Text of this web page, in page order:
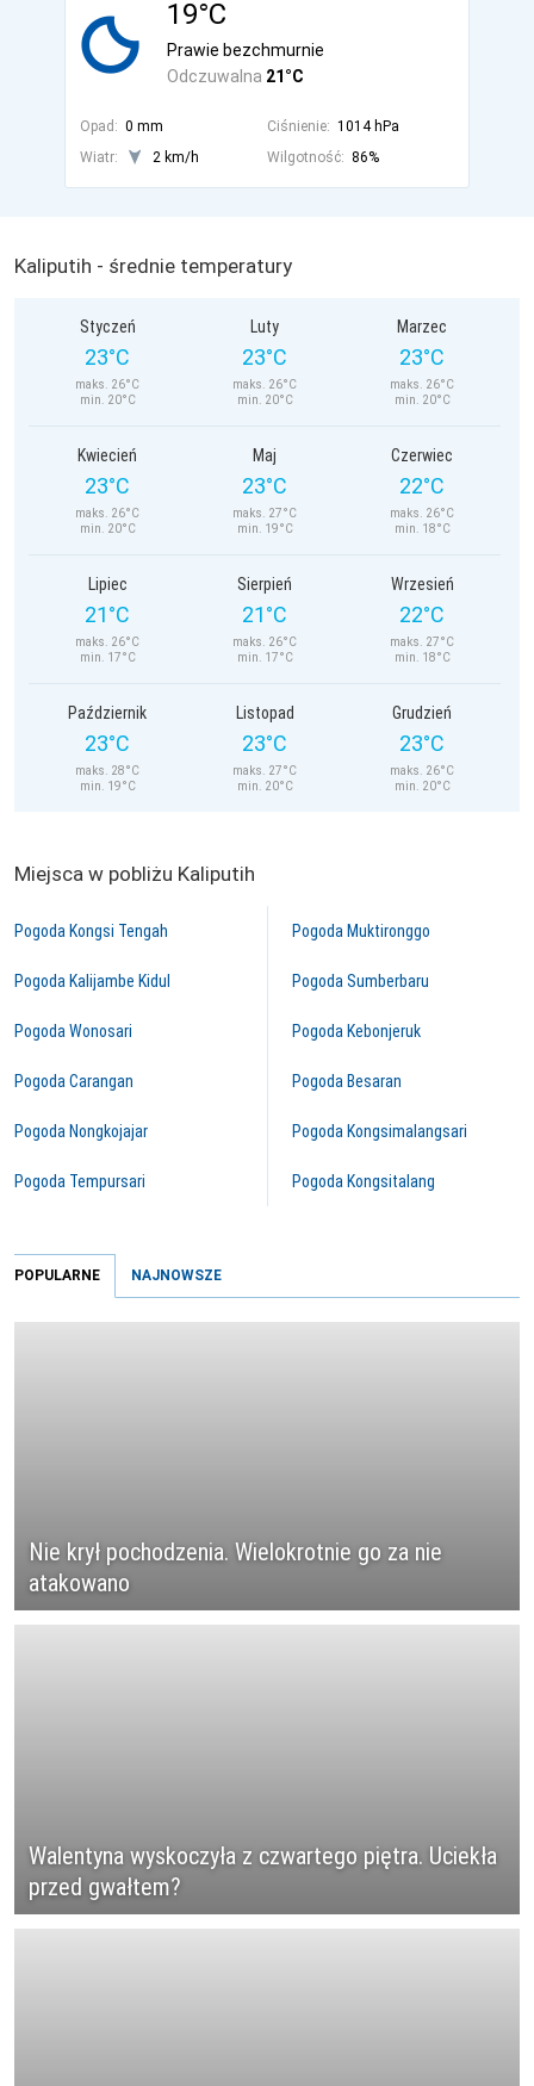
19°C
Odczuwalna 21°C
Prawie bezchmurnie
Opad: 0 mm Ciśnienie: 1014 hPa
Wiatr:
2 km/h Wilgotność: 86%
Kaliputih - średnie temperatury
Styczeń
23°C
maks. 26°C
min. 20°C
Luty
23°C
maks. 26°C
min. 20°C
Marzec
23°C
maks. 26°C
min. 20°C
Kwiecień
23°C
maks. 26°C
min. 20°C
Maj
23°C
maks. 27°C
min. 19°C
Czerwiec
22°C
maks. 26°C
min. 18°C
Lipiec
21°C
maks. 26°C
min. 17°C
Sierpień
21°C
maks. 26°C
min. 17°C
Wrzesień
22°C
maks. 27°C
min. 18°C
Październik
23°C
maks. 28°C
min. 19°C
Listopad
23°C
maks. 27°C
min. 20°C
Grudzień
23°C
maks. 26°C
min. 20°C
Miejsca w pobliżu Kaliputih
Pogoda Kongsi Tengah
Pogoda Kalijambe Kidul
Pogoda Wonosari
Pogoda Carangan
Pogoda Nongkojajar
Pogoda Tempursari
Pogoda Muktironggo
Pogoda Sumberbaru
Pogoda Kebonjeruk
Pogoda Besaran
Pogoda Kongsimalangsari
Pogoda Kongsitalang
POPULARNE NAJNOWSZE
Nie krył pochodzenia. Wielokrotnie go za nie
atakowano
Walentyna wyskoczyła z czwartego piętra. Uciekła
przed gwałtem?